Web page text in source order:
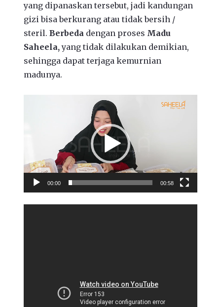
yang dipanaskan tersebut, jadi kandungan
gizi bisa berkurang atau tidak bersih /
steril. Berbeda dengan proses Madu
Saheela,yang tidak dilakukan demikian,
sehingga dapat terjaga kemurnian
madunya.
00:00 00:58